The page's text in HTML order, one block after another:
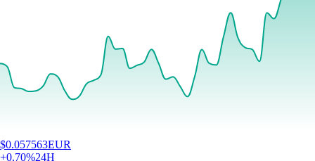
$0.057563EUR
+0.70%24H